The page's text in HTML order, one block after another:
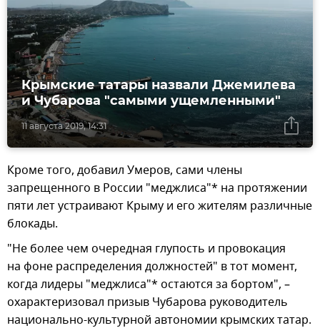
11 августа 2019, 14:31
Крымские татары назвали Джемилева
и Чубарова "самыми ущемленными"
Кроме того, добавил Умеров, сами члены
запрещенного в России "меджлиса"* на протяжении
пяти лет устраивают Крыму и его жителям различные
блокады.
"Не более чем очередная глупость и провокация
на фоне распределения должностей" в тот момент,
когда лидеры "меджлиса"* остаются за бортом", –
охарактеризовал призыв Чубарова руководитель
национально-культурной автономии крымских татар.